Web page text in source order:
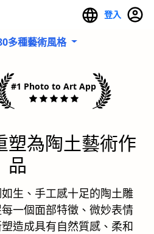
登入
多種藝術風格
#1 Photo to Art App
塑為陶土藝術作
品
生、手工感十足的陶土雕
一個面部特徵、微妙表情
造成具有自然質感、柔和